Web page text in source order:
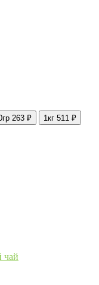
263 ₽ 1кг 511 ₽
чай